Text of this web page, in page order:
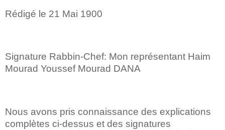
Rédigé le 21 Mai 1900
Signature Rabbin-Chef: Mon représentant Haim
Mourad Youssef Mourad DANA
Nous avons pris connaissance des explications
complètes ci-dessus et des signatures